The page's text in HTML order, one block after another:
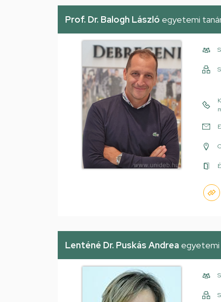
Prof. Dr. Balogh László egyetemi
Lenténé Dr. Puskás Andrea